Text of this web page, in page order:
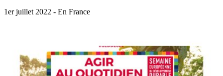
1er juillet 2022 - En France